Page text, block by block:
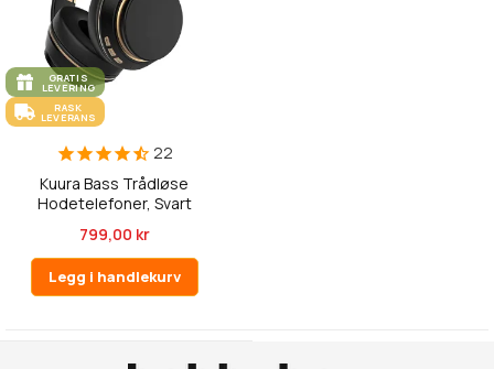
GRATIS
LEVERING
RASK
LEVERANS
22
Kuura Bass Trådløse
Hodetelefoner, Svart
799,00 kr
Legg i handlekurv